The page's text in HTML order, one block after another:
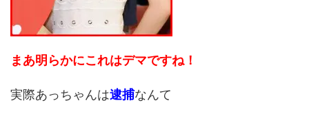
まあ明らかにこれはデマですね！
実際あっちゃんは逮捕なんて